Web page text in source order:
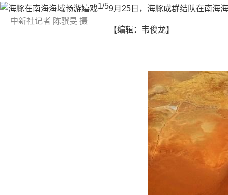
中新社记者 陈骥旻 摄
1/59月25日，海豚成群结队在南海
【编辑：韦俊龙】